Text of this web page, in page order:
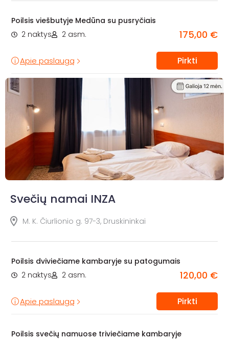
Poilsis viešbutyje Medūna su pusryčiais
2 naktys
2 asm. 175,00 €
Apie paslaugą Pirkti
Svečių namai INZA
M. K. Čiurlionio g. 97-3, Druskininkai
Poilsis dviviečiame kambaryje su patogumais
2 naktys
2 asm. 120,00 €
Apie paslaugą Pirkti
Poilsis svečių namuose triviečiame kambaryje